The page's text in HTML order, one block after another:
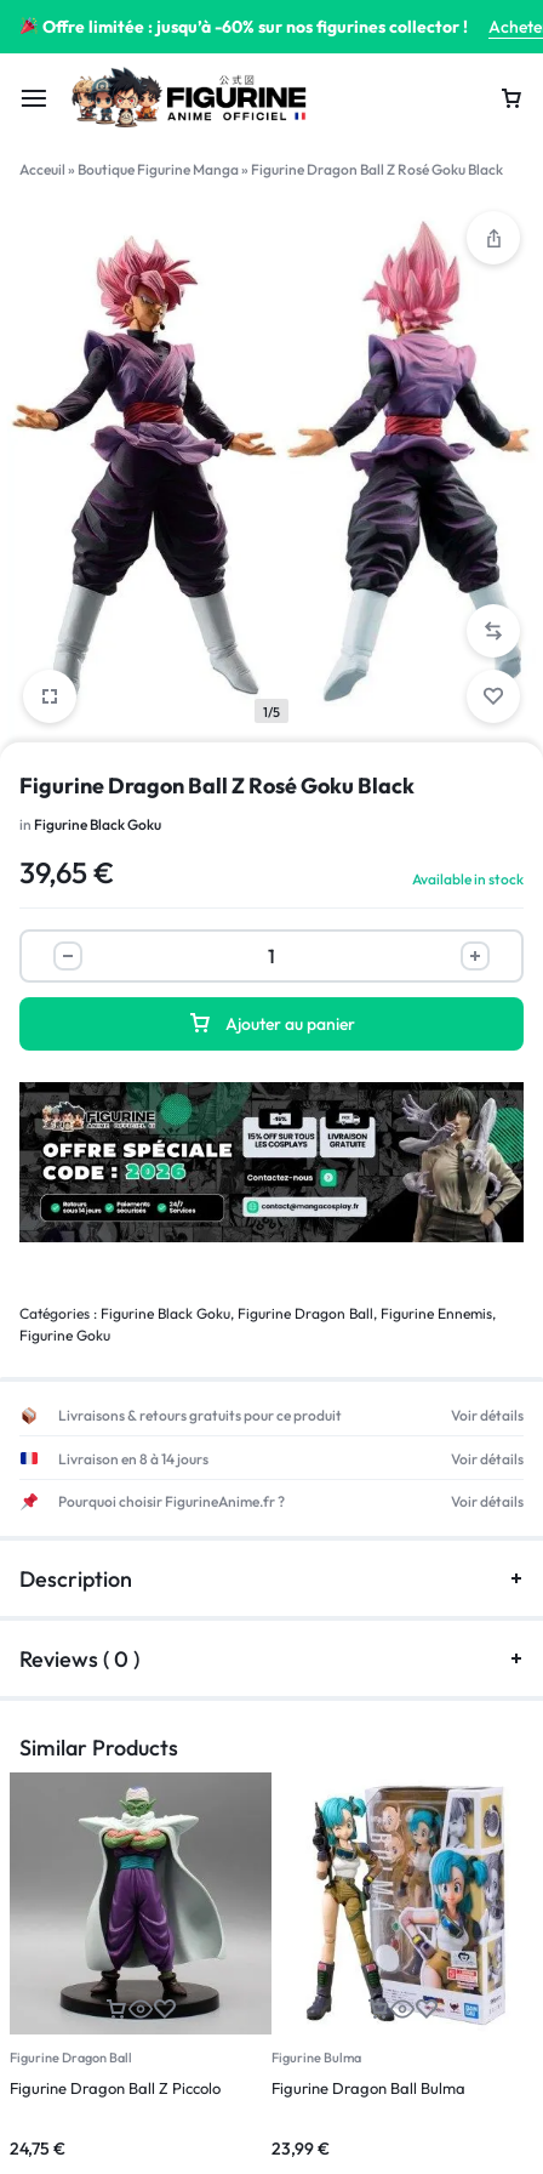
Offre limitée : jusqu’à -60% sur nos figurines collector !
Acceuil » Boutique Figurine Manga» Figurine Dragon Ball Z Rosé Goku Black
1/5
Figurine Dragon Ball Z Rosé Goku Black
in Figurine Black Goku
39,65€ Available in stock
Ajouter au panier
Catégories : Figurine Black Goku, Figurine Dragon Ball, Figurine Ennemis,
Figurine Goku
Livraisons & retours gratuits pour ce produit Voir détails
Livraison en 8 à 14 jours Voir détails
Pourquoi choisir FigurineAnime.fr ? Voir détails
Description
Reviews ( 0 )
Similar Products
Figurine Dragon Ball
Figurine Dragon Ball Z Piccolo
24,75 €
Figurine Bulma
Figurine Dragon Ball Bulma
23,99€